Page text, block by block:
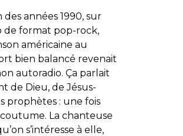
des années 1990, sur
de format pop-rock,
américaine au
bien balancé revenait
autoradio. Ça parlait
de Dieu, de Jésus-
prophètes : une fois
coutume. La chanteuse
s’intéresse à elle,